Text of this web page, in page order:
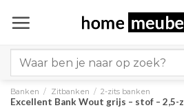
naar
for:
Banken / Zitbanken / 2-zits banken
Excellent Bank Wout grijs – stof –